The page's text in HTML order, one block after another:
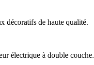
décoratifs de haute qualité.
électrique à double couche.